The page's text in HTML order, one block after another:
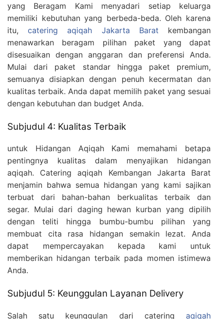
yang Beragam Kami menyadari setiap keluarga
memiliki kebutuhan yang berbeda-beda. Oleh karena
itu,catering aqiqah Jakarta Barat kembangan
menawarkan beragam pilihan paket yang dapat
disesuaikan dengan anggaran dan preferensi Anda.
Mulai dari paket standar hingga paket premium,
semuanya disiapkan dengan penuh kecermatan dan
kualitas terbaik. Anda dapat memilih paket yang sesuai
dengan kebutuhan dan budget Anda.
Subjudul 4: Kualitas Terbaik
untuk Hidangan Aqiqah Kami memahami betapa
pentingnya kualitas dalam menyajikan hidangan
aqiqah. Catering aqiqah Kembangan Jakarta Barat
menjamin bahwa semua hidangan yang kami sajikan
terbuat dari bahan-bahan berkualitas terbaik dan
segar. Mulai dari daging hewan kurban yang dipilih
dengan teliti hingga bumbu-bumbu pilihan yang
membuat cita rasa hidangan semakin lezat. Anda
dapat mempercayakan kepada kami untuk
memberikan hidangan terbaik pada momen istimewa
Anda.
Subjudul 5: Keunggulan Layanan Delivery
Salah satu keunggulan dari catering aqiqah